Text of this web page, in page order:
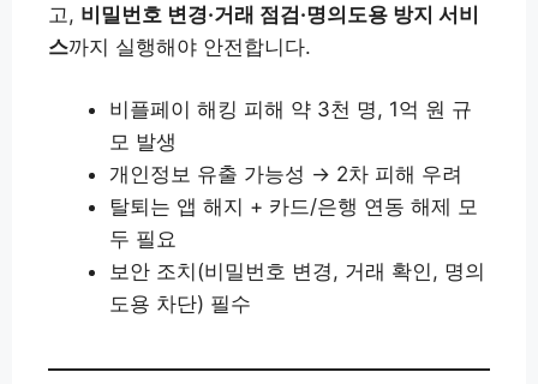
고, 비밀번호 변경·거래 점검·명의도용 방지 서비
스까지 실행해야 안전합니다.
비플페이 해킹 피해 약 3천 명, 1억 원 규
모 발생
개인정보 유출 가능성 → 2차 피해 우려
탈퇴는 앱 해지 + 카드/은행 연동 해제 모
두 필요
보안 조치(비밀번호 변경, 거래 확인, 명의
도용 차단) 필수